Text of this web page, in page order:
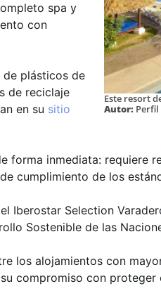
Este resort
Autor: Perfil
spa y
con
de plásticos de
de reciclaje
en su sitio
forma inmediata: requiere
cumplimiento de los
Iberostar Selection
Sostenible de las
los alojamientos con
compromiso con